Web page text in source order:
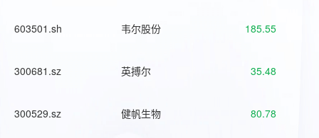
603501.sh 韦尔股份 185.55
300681.sz 英搏尔 35.48
300529.sz 健帆生物 80.78